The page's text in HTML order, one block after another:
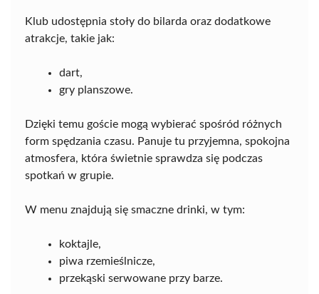
Klub udostępnia stoły do bilarda oraz dodatkowe
atrakcje, takie jak:
dart,
gry planszowe.
Dzięki temu goście mogą wybierać spośród różnych
form spędzania czasu. Panuje tu przyjemna, spokojna
atmosfera, która świetnie sprawdza się podczas
spotkań w grupie.
W menu znajdują się smaczne drinki, w tym:
koktajle,
piwa rzemieślnicze,
przekąski serwowane przy barze.